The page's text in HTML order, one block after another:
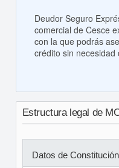
Deudor Seguro
comercial de Cesce
con la que podrás
crédito sin
Estructura legal de
Datos de Constitución